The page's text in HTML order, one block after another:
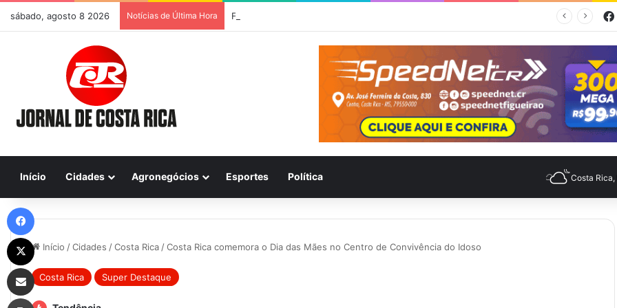
sábado, agosto 8 2026 Notícias de Última Hora
Início Cidades Agronegócios Esportes Política Costa Rica,
Início /Cidades /Costa Rica /Costa Rica comemora o Dia das Mães no Centro de Convivência do Idoso
Costa Rica Super Destaque
Compartilhar via e-mail